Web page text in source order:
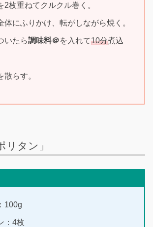
2枚重ねてクルクル巻く。
体にふりかけ、転がしながら焼く。
たら調味料＠を入れて10分煮込
散らす。
リタン」
100g
：4枚